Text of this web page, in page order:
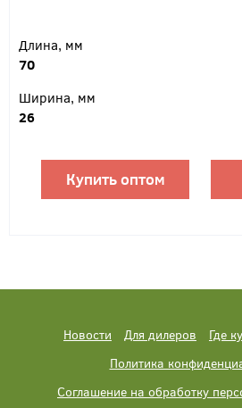
Длина, мм
70
Ширина, мм
26
Купить оптом
Новости Для дилеров Где
Политика
Соглашение на обработку